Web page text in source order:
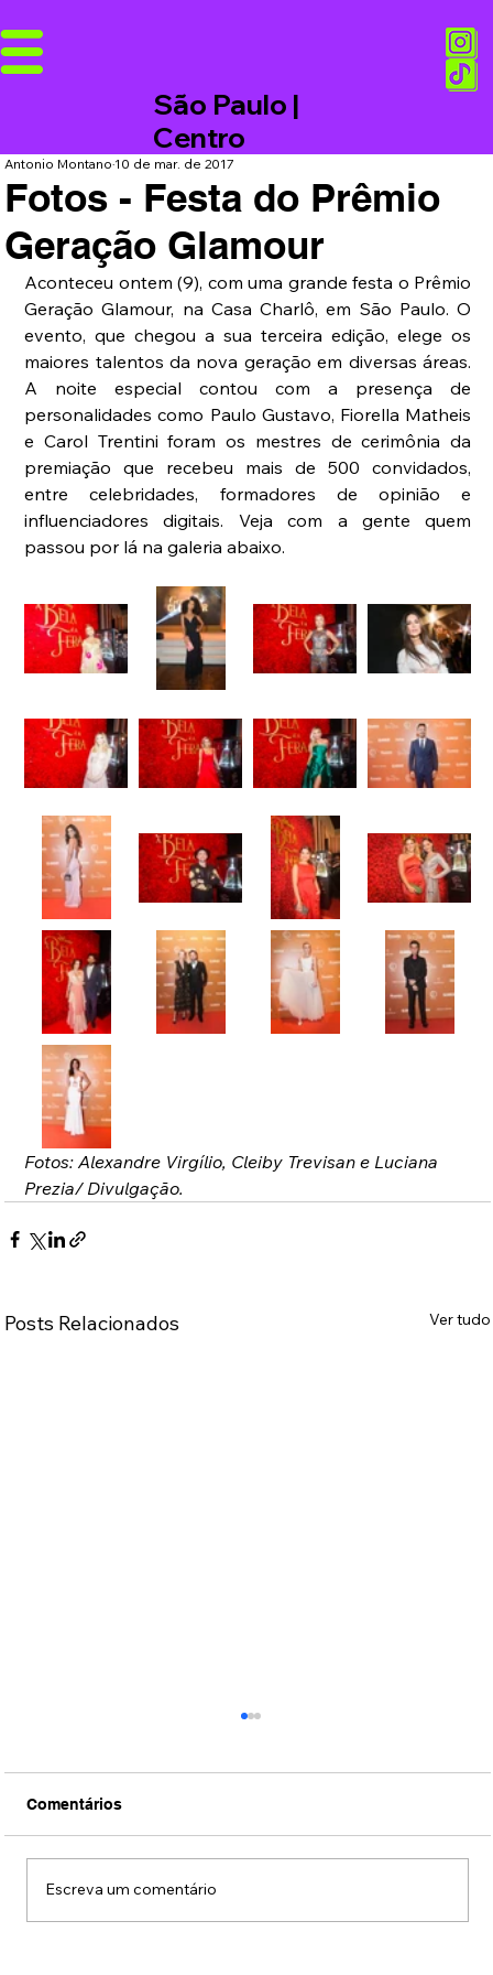
São Paulo |
Centro
Fotos - Festa do Prêmio
Geração Glamour
Antonio Montano10 de mar. de 2017
Aconteceu ontem (9), com uma grande festa o Prêmio
Geração Glamour, na Casa Charlô, em São Paulo. O
evento, que chegou a sua terceira edição, elege os
maiores talentos da nova geração em diversas áreas.
A noite especial contou com a presença de
personalidades como Paulo Gustavo, Fiorella Matheis
e Carol Trentini foram os mestres de cerimônia da
premiação que recebeu mais de 500 convidados,
entre celebridades, formadores de opinião e
influenciadores digitais. Veja com a gente quem
passou por lá na galeria abaixo.
Fotos: Alexandre Virgílio, Cleiby Trevisan e Luciana
Prezia/ Divulgação.
Posts Relacionados Ver tudo
Comentários
Escreva um comentário